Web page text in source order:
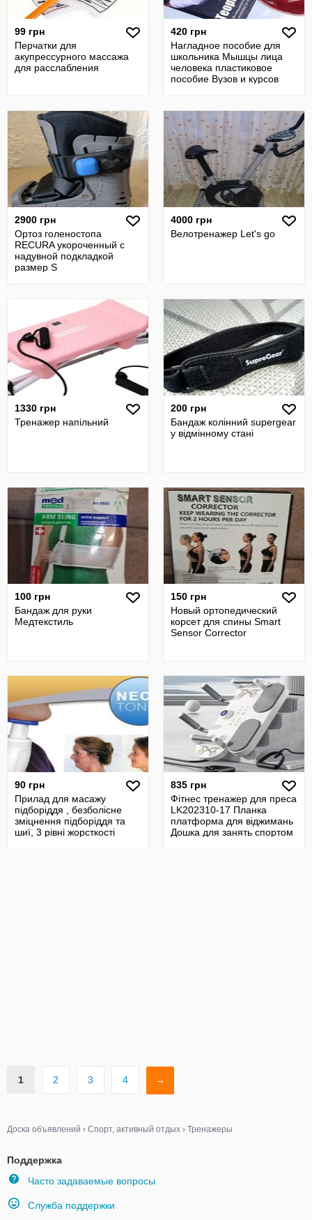
99 грн
Перчатки для
акупрессурного массажа
для расслабления
420 грн
Нагладное пособие для
школьника Мышцы лица
человека пластиковое
пособие Вузов и курсов
2900 грн
Ортоз голеностопа
RECURA укороченный с
надувной подкладкой
размер S
4000 грн
Велотренажер Let's go
1330 грн
Тренажер напільний
200 грн
Бандаж колінний supergear
у відмінному стані
100 грн
Бандаж для руки
Медтекстиль
150 грн
Новый ортопедический
корсет для спины Smart
Sensor Corrector
90 грн
Прилад для масажу
підборіддя , безболісне
зміцнення підборіддя та
шиї, 3 рівні жорсткості
835 грн
Фітнес тренажер для преса
LK202310-17 Планка
платформа для віджимань
Дошка для занять спортом
1 2 3 4 →
Доска объявлений › Спорт, активный отдых › Тренажеры
Поддержка
Часто задаваемые вопросы
Служба поддержки